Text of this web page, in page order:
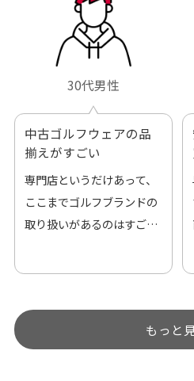
30代男性
中古ゴルフウェアの品
揃えがすごい
専門店というだけあって、
ここまでゴルフブランドの
取り扱いがあるのはすご
す。
もっと